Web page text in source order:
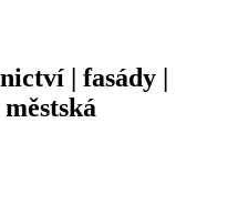
| fasády |